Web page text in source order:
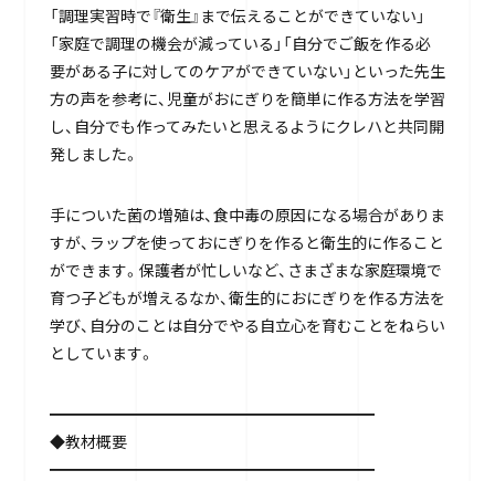
「調理実習時で『衛生』まで伝えることができていない」
「家庭で調理の機会が減っている」「自分でご飯を作る必
要がある子に対してのケアができていない」といった先生
方の声を参考に、児童がおにぎりを簡単に作る方法を学習
し、自分でも作ってみたいと思えるようにクレハと共同開
発しました。
手についた菌の増殖は、食中毒の原因になる場合がありま
すが、ラップを使っておにぎりを作ると衛生的に作ること
ができます。保護者が忙しいなど、さまざまな家庭環境で
育つ子どもが増えるなか、衛生的におにぎりを作る方法を
学び、自分のことは自分でやる自立心を育むことをねらい
としています。
━━━━━━━━━━━━━━━━━━━━━
◆教材概要
━━━━━━━━━━━━━━━━━━━━━